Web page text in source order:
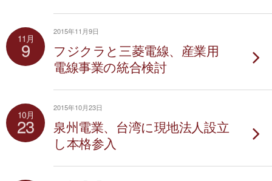
11月
9
2015年11月9日
フジクラと三菱電線、産業用
電線事業の統合検討
10月
23
2015年10月23日
泉州電業、台湾に現地法人設立
し本格参入